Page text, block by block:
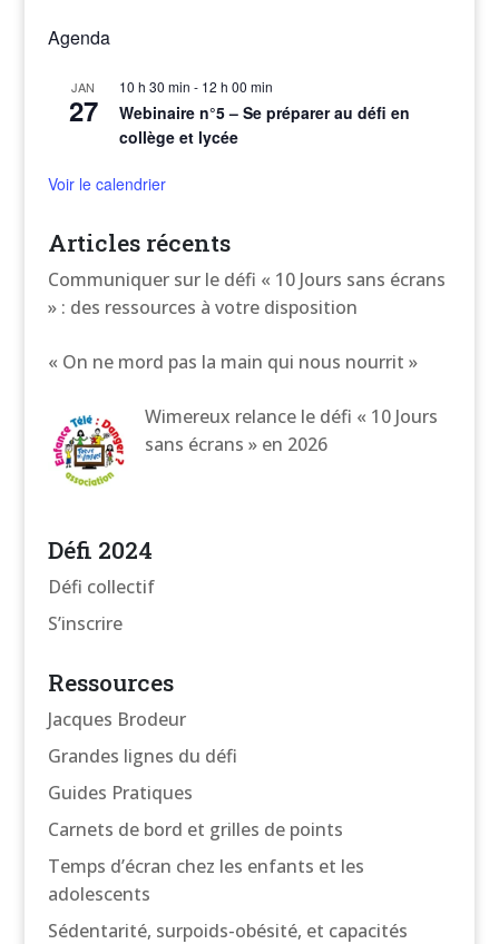
Agenda
JAN
27
10 h 30 min - 12 h 00 min
Webinaire n°5 – Se préparer au défi en
collège et lycée
Voir le calendrier
Articles récents
Communiquer sur le défi « 10 Jours sans écrans
» : des ressources à votre disposition
« On ne mord pas la main qui nous nourrit »
Wimereux relance le défi « 10 Jours
sans écrans » en 2026
Défi 2024
Défi collectif
S’inscrire
Ressources
Jacques Brodeur
Grandes lignes du défi
Guides Pratiques
Carnets de bord et grilles de points
Temps d’écran chez les enfants et les
adolescents
Sédentarité, surpoids-obésité, et capacités